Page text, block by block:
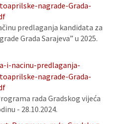
nagrade-Grada-
predlaganja kandidata za
Grada Sarajeva” u 2025.
i-nacinu-predlaganja-
nagrade-Grada-
rada Gradskog vijeća
- 28.10.2024.